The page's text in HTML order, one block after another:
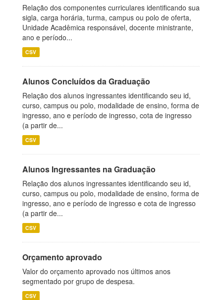
Relação dos componentes curriculares identificando sua
sigla, carga horária, turma, campus ou polo de oferta,
Unidade Acadêmica responsável, docente ministrante,
ano e período...
CSV
Alunos Concluídos da Graduação
Relação dos alunos ingressantes identificando seu id,
curso, campus ou polo, modalidade de ensino, forma de
ingresso, ano e período de ingresso, cota de ingresso
(a partir de...
CSV
Alunos Ingressantes na Graduação
Relação dos alunos ingressantes identificando seu id,
curso, campus ou polo, modalidade de ensino, forma de
ingresso, ano e período de ingresso e cota de ingresso
(a partir de...
CSV
Orçamento aprovado
Valor do orçamento aprovado nos últimos anos
segmentado por grupo de despesa.
CSV